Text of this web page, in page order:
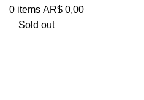
0 items AR$ 0,00
Sold out